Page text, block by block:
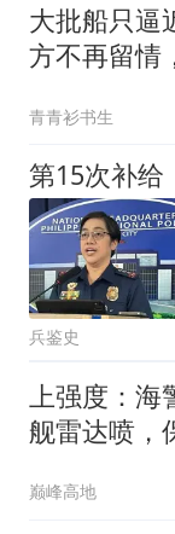
大批船只逼
方不再留情
青青衫书生
兵鉴史
上强度：
舰雷达喷，
巅峰高地